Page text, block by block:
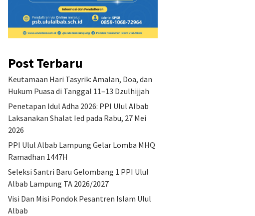
Post Terbaru
Keutamaan Hari Tasyrik: Amalan, Doa, dan
Hukum Puasa di Tanggal 11–13 Dzulhijjah
Penetapan Idul Adha 2026: PPI Ulul Albab
Laksanakan Shalat Ied pada Rabu, 27 Mei
2026
PPI Ulul Albab Lampung Gelar Lomba MHQ
Ramadhan 1447H
Seleksi Santri Baru Gelombang 1 PPI Ulul
Albab Lampung TA 2026/2027
Visi Dan Misi Pondok Pesantren Islam Ulul
Albab